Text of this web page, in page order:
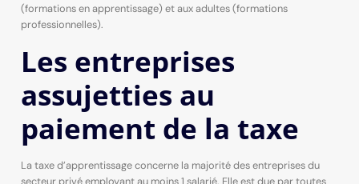
(formations en apprentissage) et aux adultes (formations
professionnelles).
Les entreprises
assujetties au
paiement de la taxe
La taxe d’apprentissage concerne la majorité des entreprises du